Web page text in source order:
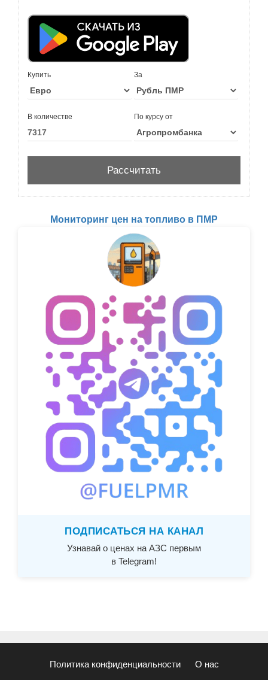
Купить За
В количестве По курсу от
Мониторинг цен на топливо в ПМР
ПОДПИСАТЬСЯ НА КАНАЛ
Узнавай о ценах на АЗС первым
в Telegram!
Политика конфиденциальности О нас